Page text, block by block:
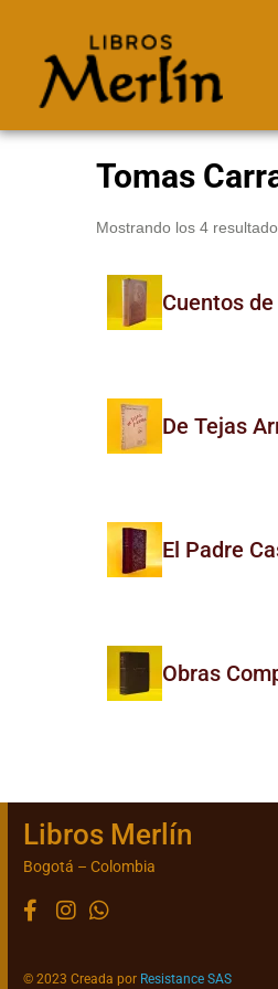
Tomas
Mostrando los 4
Cuentos
De Tejas
El Padre
Obras
Libros Merlín
Bogotá – Colombia
© 2023 Creada por Resistance SAS